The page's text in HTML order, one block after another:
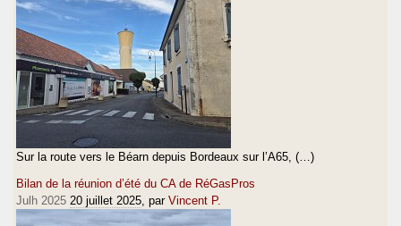
Sur la route vers le Béarn depuis Bordeaux sur l’A65, (…)
Bilan de la réunion d’été du CA de RéGasPros
Julh 2025 20 juillet 2025 , par Vincent P.